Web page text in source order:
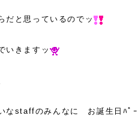
と思っているのでッ
いきますッ
なstaffのみんなに お誕生日ﾊﾟ